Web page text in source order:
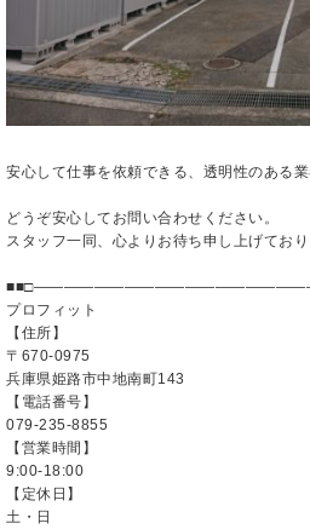
安心して仕事を依頼できる、透明性のある業
どうぞ安心してお問い合わせください。
スタッフ一同、心よりお待ち申し上げており
プロフィット
【住所】
〒670-0975
兵庫県姫路市中地南町143
【電話番号】
079-235-8855
【営業時間】
9:00-18:00
【定休日】
土・日